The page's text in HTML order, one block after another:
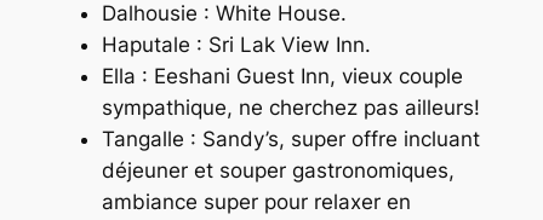
Dalhousie : White House.
Haputale : Sri Lak View Inn.
Ella : Eeshani Guest Inn, vieux couple
sympathique, ne cherchez pas ailleurs!
Tangalle : Sandy’s, super offre incluant
déjeuner et souper gastronomiques,
ambiance super pour relaxer en